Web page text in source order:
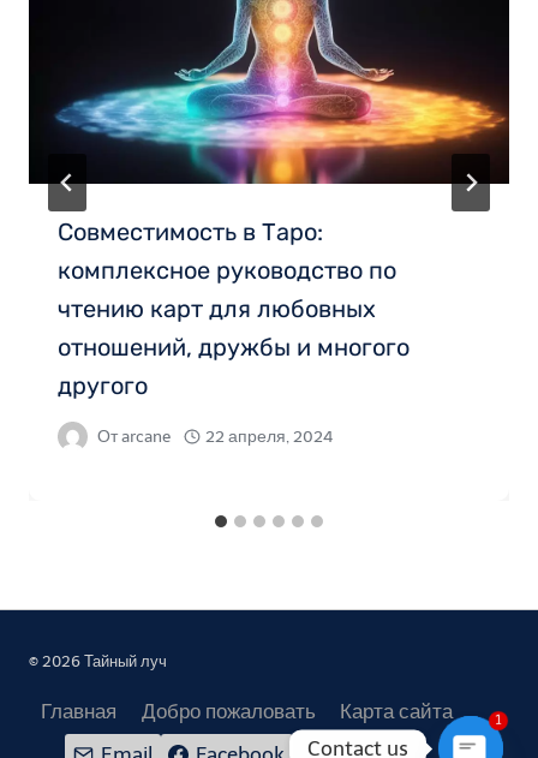
Совместимость в Таро:
комплексное руководство по
чтению карт для любовных
отношений, дружбы и многого
другого
Отarcane 22 апреля, 2024
© 2026 Тайный луч
Главная Добро пожаловать
Карта сайта
Contact us
1